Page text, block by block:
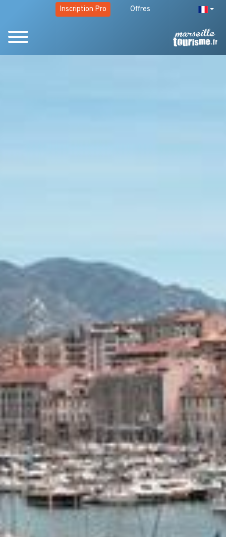
Inscription Pro Offres